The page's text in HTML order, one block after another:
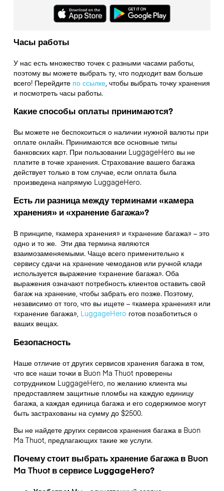
Часы работы
У нас есть множество точек с разными часами работы,
поэтому вы можете выбрать ту, что подходит вам больше
всего! Перейдите по ссылке, чтобы выбрать точку хранения
и посмотреть часы работы.
Какие способы оплаты принимаются?
Вы можете не беспокоиться о наличии нужной валюты при
оплате онлайн. Принимаются все основные типы
банковских карт. При пользовании LuggageHero вы не
платите в точке хранения. Страхование вашего багажа
действует только в том случае, если оплата была
произведена напрямую LuggageHero.
Есть ли разница между терминами «камера
хранения» и «хранение багажа»?
В принципе, «камера хранения» и «хранение багажа» – это
одно и то же. Эти два термина являются
взаимозаменяемыми. Чаще всего применительно к
сервису сдачи на хранение чемоданов или ручной клади
используется выражение «хранение багажа». Оба
выражения означают потребность клиентов оставить свой
багаж на хранение, чтобы забрать его позже. Поэтому,
независимо от того, что вы ищете – «камера хранения» или
«хранение багажа»,LuggageHero готов позаботиться о
ваших вещах.
Безопасность
Наше отличие от других сервисов хранения багажа в том,
чтовсе наши точки в Buon Ma Thuotпроверены
сотрудником LuggageHero, по желанию клиента мы
предоставляем защитные пломбы на каждую единицу
багажа, а каждая единица багажа и его содержимое могут
быть застрахованы на сумму до $2500.
Вы не найдете других сервисов хранения багажа в Buon
Ma Thuot, предлагающих такие же услуги.
Почему стоит выбрать хранение багажа в Buon
Ma Thuotв сервисе LuggageHero?